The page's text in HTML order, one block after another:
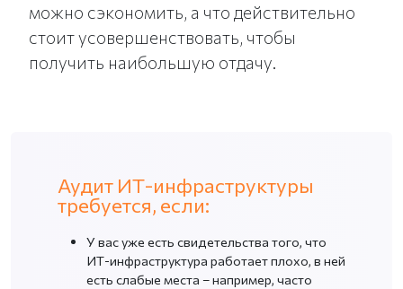
можно сэкономить, а что действительно
стоит усовершенствовать, чтобы
получить наибольшую отдачу.
Аудит ИТ-инфраструктуры
требуется, если:
У вас уже есть свидетельства того, что
ИТ-инфраструктура работает плохо, в ней
есть слабые места – например, часто